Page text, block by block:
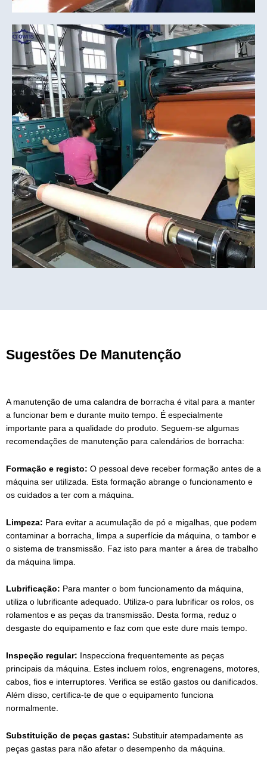
Sugestões De Manutenção
A manutenção de uma calandra de borracha é vital para a manter
a funcionar bem e durante muito tempo. É especialmente
importante para a qualidade do produto. Seguem-se algumas
recomendações de manutenção para calendários de borracha:
Formação e registo: O pessoal deve receber formação antes de a
máquina ser utilizada. Esta formação abrange o funcionamento e
os cuidados a ter com a máquina.
Limpeza: Para evitar a acumulação de pó e migalhas, que podem
contaminar a borracha, limpa a superfície da máquina, o tambor e
o sistema de transmissão. Faz isto para manter a área de trabalho
da máquina limpa.
Lubrificação: Para manter o bom funcionamento da máquina,
utiliza o lubrificante adequado. Utiliza-o para lubrificar os rolos, os
rolamentos e as peças da transmissão. Desta forma, reduz o
desgaste do equipamento e faz com que este dure mais tempo.
Inspeção regular: Inspecciona frequentemente as peças
principais da máquina. Estes incluem rolos, engrenagens, motores,
cabos, fios e interruptores. Verifica se estão gastos ou danificados.
Além disso, certifica-te de que o equipamento funciona
normalmente.
Substituição de peças gastas: Substituir atempadamente as
peças gastas para não afetar o desempenho da máquina.